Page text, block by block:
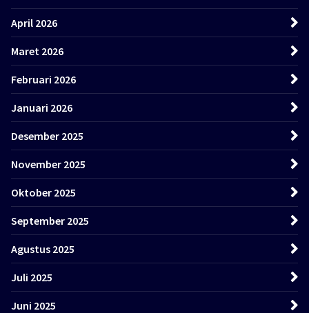
April 2026
Maret 2026
Februari 2026
Januari 2026
Desember 2025
November 2025
Oktober 2025
September 2025
Agustus 2025
Juli 2025
Juni 2025